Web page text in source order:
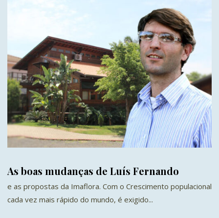
As boas mudanças de Luís Fernando
e as propostas da Imaflora. Com o Crescimento populacional
cada vez mais rápido do mundo, é exigido...